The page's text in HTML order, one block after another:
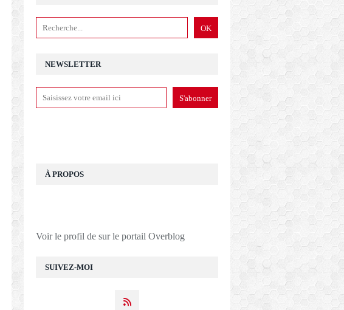
NEWSLETTER
SUIVEZ-MOI
À PROPOS
Voir le profil de sur le portail Overblog